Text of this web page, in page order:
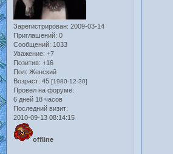
Зарегистрирован: 2009-03-14
Приглашений: 0
Сообщений: 1033
Уважение: +7
Позитив: +16
Пол: Женский
Возраст: 45 [1980-12-30]
Провел на форуме:
6 дней 18 часов
Последний визит:
2010-09-13 08:14:15
offline